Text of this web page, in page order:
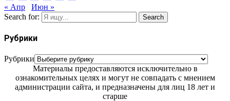
« Апр
Июн »
Search for:
Search
Рубрики
Рубрики
Материалы предоставляются исключительно в
ознакомительных целях и могут не совпадать с мнением
администрации сайта, и предназначены для лиц 18 лет и
старше